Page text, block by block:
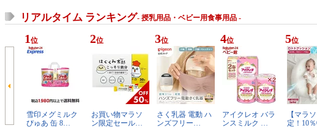
リアルタイム ランキング- 授乳用品・ベビー用食事用品 -
1 位
雪印メグミルク
ぴゅあ 缶 8…
2位
お買い物マラソ
ン限定セール…
3位
さく乳器 電動 ハ
ンズフリー…
4位
アイクレオ バラ
ンスミルク …
5位
【マラ
定！10